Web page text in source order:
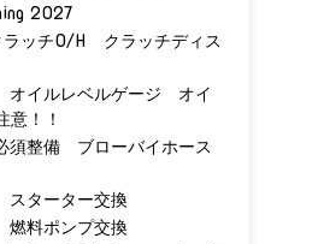
2027
ラッチO/H クラッチディス
イルレベルゲージ オイ
意！！
須整備 ブローバイホース
ターター交換
料ポンプ交換